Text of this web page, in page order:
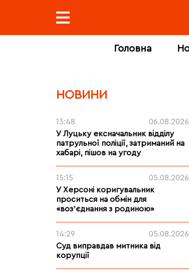
Головна
НОВИНИ
13:48
06.08.2026
У Луцьку ексначальник відділу
патрульної поліції, затриманий на
хабарі, пішов на угоду
15:15
05.08.2026
У Херсоні коригувальник
проситься на обмін для
«возʼєднання з родиною»
14:29
05.08.2026
Суд виправдав митника від
корупції